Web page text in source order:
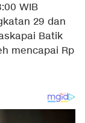
WIB
29 dan
Batik
mencapai Rp